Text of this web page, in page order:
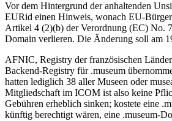
Vor dem Hintergrund der anhaltenden
EURid einen Hinweis, wonach EU-
Artikel 4 (2)(b) der Verordnung (EC) No.
Domain verlieren. Die Änderung soll am
AFNIC, Registry der französischen
Backend-Registry für .museum
hatten lediglich 38 aller Museen oder
Mitgliedschaft im ICOM ist also keine
Gebühren erheblich sinken; kostete eine
künftig berechtigt wären, eine .museum-